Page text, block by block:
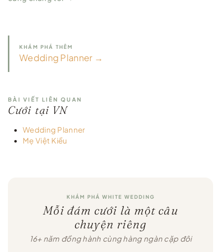
KHÁM PHÁ THÊM
Wedding Planner →
BÀI VIẾT LIÊN QUAN
Cưới tại VN
Wedding Planner
Mẹ Việt Kiều
KHÁM PHÁ WHITE WEDDING
Mỗi đám cưới là một câu
chuyện riêng
16+ năm đồng hành cùng hàng ngàn cặp đôi